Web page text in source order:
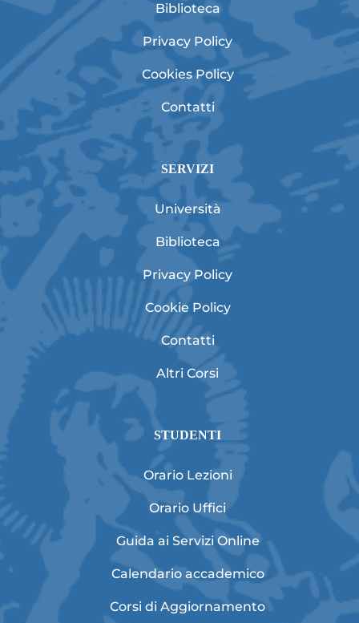
Biblioteca
Privacy Policy
Cookies Policy
Contatti
SERVIZI
Università
Biblioteca
Privacy Policy
Cookie Policy
Contatti
Altri Corsi
STUDENTI
Orario Lezioni
Orario Uffici
Guida ai Servizi Online
Calendario accademico
Corsi di Aggiornamento